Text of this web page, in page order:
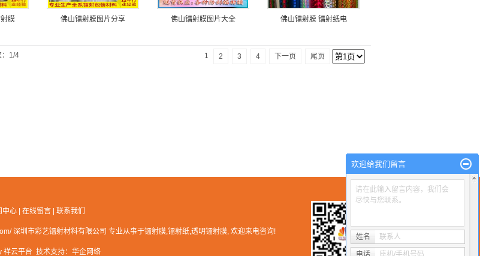
膜 佛山镭射膜图片分享 佛山镭射膜图片大全 佛山镭射膜 镭射纸电
：1/4 1 2 3 4 下一页 尾页
中心 在线留言 联系我们
深圳市彩艺镭射材料有限公司 专业从事于镭射膜,镭射纸,透明镭射膜, 欢迎来电咨询!
祥云平台 技术支持： 华企网络
欢迎给我们留言
请在此输入留言内容，我们会
尽快与您联系。
姓名 联系人
电话 座机/手机号码